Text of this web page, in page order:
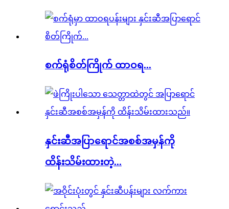
စက်ရုံစိတ်ကြိုက် ထာဝရ...
နှင်းဆီအပြာရောင်အစစ်အမှန်ကို
ထိန်းသိမ်းထားတဲ့...